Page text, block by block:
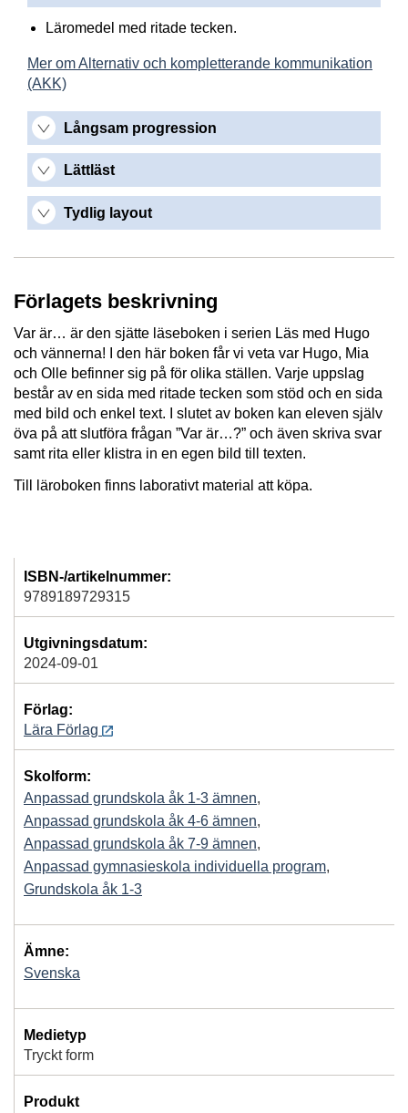
Läromedel med ritade tecken.
Mer om Alternativ och kompletterande kommunikation
(AKK)
Långsam progression
Lättläst
Tydlig layout
Förlagets beskrivning
Var är… är den sjätte läseboken i serien Läs med Hugo
och vännerna! I den här boken får vi veta var Hugo, Mia
och Olle befinner sig på för olika ställen. Varje uppslag
består av en sida med ritade tecken som stöd och en sida
med bild och enkel text. I slutet av boken kan eleven själv
öva på att slutföra frågan ”Var är…?” och även skriva svar
samt rita eller klistra in en egen bild till texten.
Till läroboken finns laborativt material att köpa.
ISBN-/artikelnummer:
9789189729315
Utgivningsdatum:
2024-09-01
Förlag:
Lära Förlag
Skolform:
Anpassad grundskola åk 1-3 ämnen,
Anpassad grundskola åk 4-6 ämnen,
Anpassad grundskola åk 7-9 ämnen,
Anpassad gymnasieskola individuella program,
Grundskola åk 1-3
Ämne:
Svenska
Medietyp
Tryckt form
Produkt